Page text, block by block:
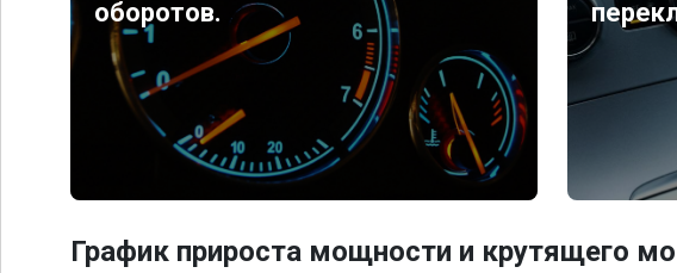
оборотов.
График прироста мощности и крутящего